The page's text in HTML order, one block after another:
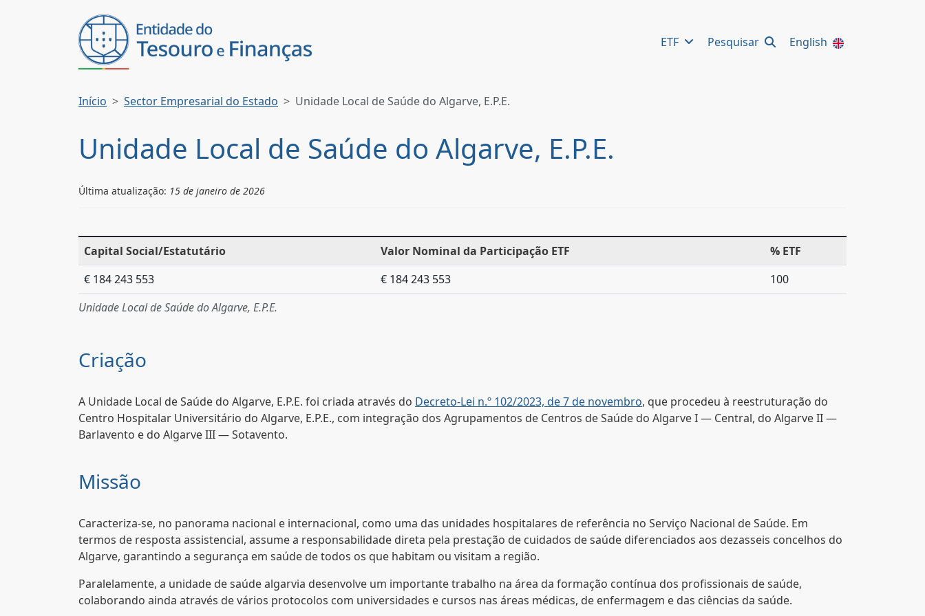
ETF Pesquisar English
Início Sector Empresarial do Estado Unidade Local de Saúde do Algarve, E.P.E.
Unidade Local de Saúde do Algarve, E.P.E.
Última atualização: 15 de janeiro de 2026
Unidade Local de Saúde do Algarve, E.P.E.
Capital Social/Estatutário Valor Nominal da Participação ETF
% ETF
€ 184 243 553
€ 184 243 553 100
Criação
A Unidade Local de Saúde do Algarve, E.P.E. foi criada através do Decreto-Lei n.º 102/2023, de 7 de novembro, que procedeu à reestruturação do
Centro Hospitalar Universitário do Algarve, E.P.E., com integração dos Agrupamentos de Centros de Saúde do Algarve I — Central, do Algarve II —
Barlavento e do Algarve III — Sotavento.
Missão
Caracteriza-se, no panorama nacional e internacional, como uma das unidades hospitalares de referência no Serviço Nacional de Saúde. Em
termos de resposta assistencial, assume a responsabilidade direta pela prestação de cuidados de saúde diferenciados aos dezasseis concelhos do
Algarve, garantindo a segurança em saúde de todos os que habitam ou visitam a região.
Paralelamente, a unidade de saúde algarvia desenvolve um importante trabalho na área da formação contínua dos profissionais de saúde,
colaborando ainda através de vários protocolos com universidades e cursos nas áreas médicas, de enfermagem e das ciências da saúde.